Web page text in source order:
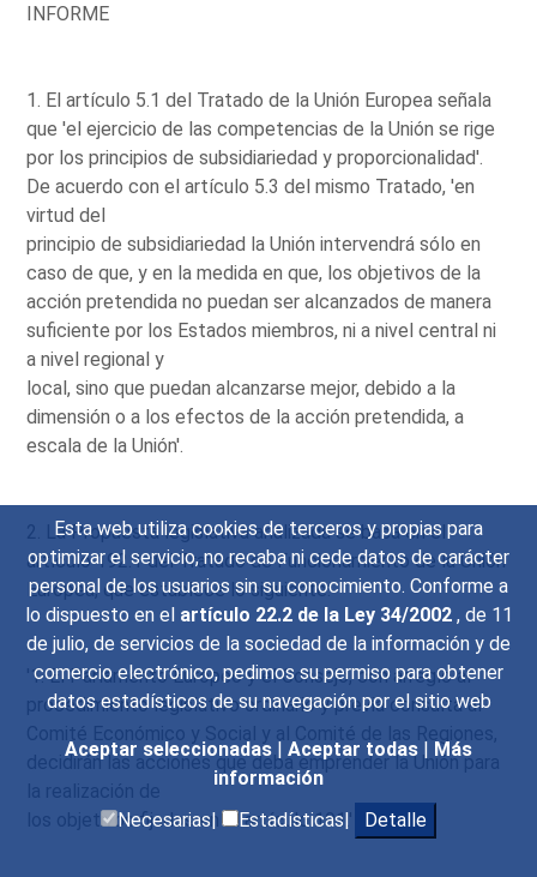
Esta web utiliza cookies de terceros y propias para
optimizar el servicio, no recaba ni cede datos de carácter
personal de los usuarios sin su conocimiento. Conforme a
lo dispuesto en el artículo 22.2 de la Ley 34/2002 , de 11
de julio, de servicios de la sociedad de la información y de
comercio electrónico, pedimos su permiso para obtener
datos estadísticos de su navegación por el sitio web
Aceptar seleccionadas| Aceptar todas | Más
información
Necesarias|
Estadísticas| Detalle
INFORME
1. El artículo 5.1 del Tratado de la Unión Europea señala
que 'el ejercicio de las competencias de la Unión se rige
por los principios de subsidiariedad y proporcionalidad'.
De acuerdo con el artículo 5.3 del mismo Tratado, 'en
virtud del
principio de subsidiariedad la Unión intervendrá sólo en
caso de que, y en la medida en que, los objetivos de la
acción pretendida no puedan ser alcanzados de manera
suficiente por los Estados miembros, ni a nivel central ni
a nivel regional y
local, sino que puedan alcanzarse mejor, debido a la
dimensión o a los efectos de la acción pretendida, a
escala de la Unión'.
2. La Propuesta legislativa analizada se basa en el
artículo 192.1 del Tratado de Funcionamiento de la Unión
Europea, que establece lo siguiente:
'1. El Parlamento Europeo y el Consejo, con arreglo al
procedimiento legislativo ordinario y previa consulta al
Comité Económico y Social y al Comité de las Regiones,
decidirán las acciones que deba emprender la Unión para
la realización de
los objetivos fijados en el artículo 191.'